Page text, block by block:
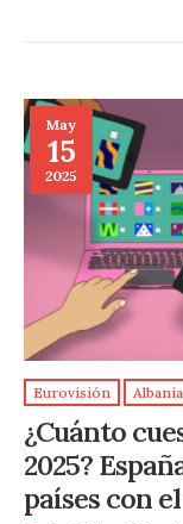
May
15
2025
Eurovisión Albania
¿Cuánto
2025?
países con